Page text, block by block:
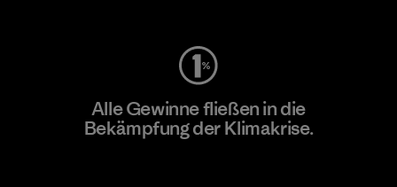
Alle Gewinne fließen in die
Bekämpfung der Klimakrise.